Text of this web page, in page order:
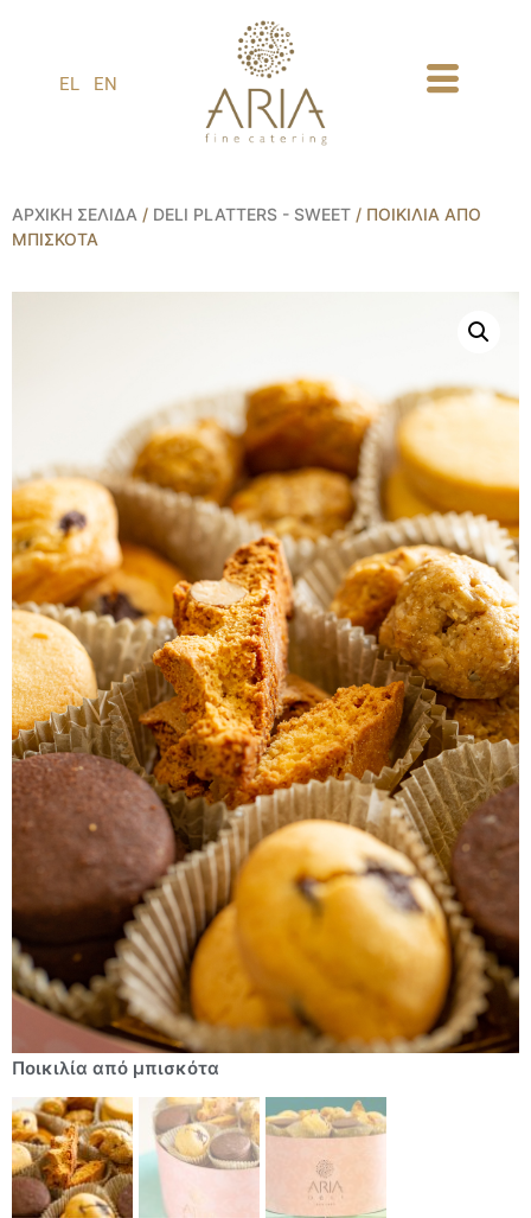
EL EN
ΑΡΧΙΚΉ ΣΕΛΊΔΑ / DELI PLATTERS - SWEET / ΠΟΙΚΙΛΊΑ ΑΠΌ
ΜΠΙΣΚΌΤΑ
Ποικιλία από μπισκότα